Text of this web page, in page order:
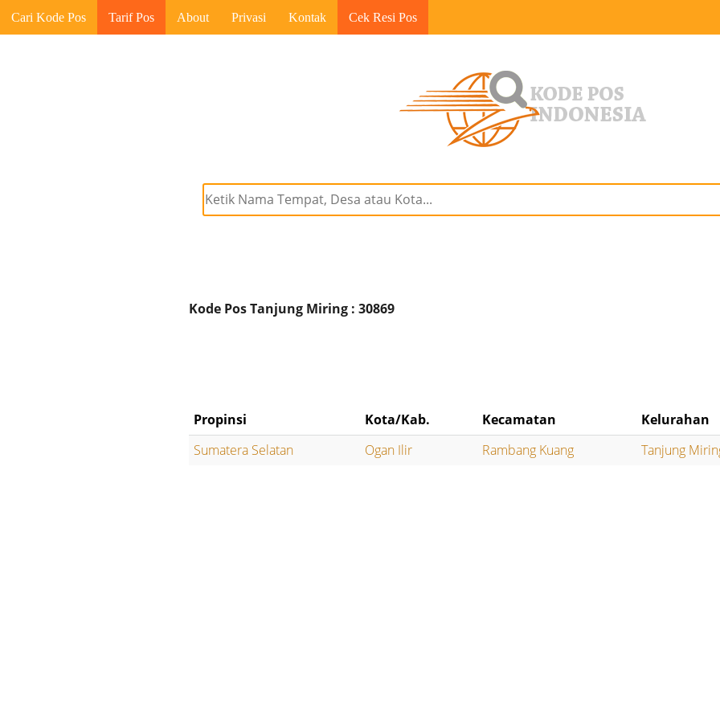
Cari Kode Pos Tarif Pos About Privasi Kontak Cek Resi Pos
Kode Pos Tanjung Miring : 30869
Propinsi Kota/Kab. Kecamatan
Kelurahan
Sumatera Selatan
Ogan Ilir Rambang Kuang Tanjung